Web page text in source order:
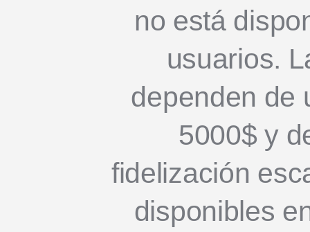
no está
usuarios.
dependen de
5000$ y
fidelización
disponibles